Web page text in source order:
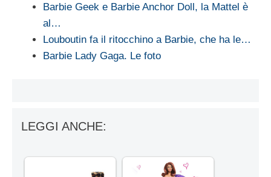
Barbie Geek e Barbie Anchor Doll, la Mattel è
al…
Louboutin fa il ritocchino a Barbie, che ha le…
Barbie Lady Gaga. Le foto
LEGGI ANCHE: